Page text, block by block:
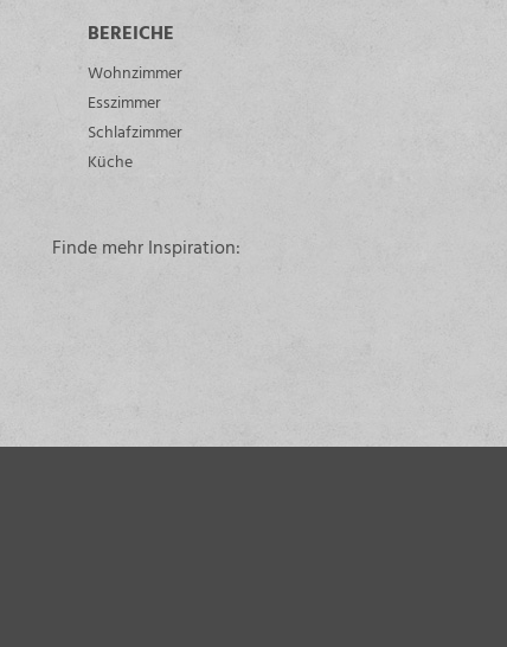
BEREICHE
Wohnzimmer
Esszimmer
Schlafzimmer
Küche
Finde mehr Inspiration: